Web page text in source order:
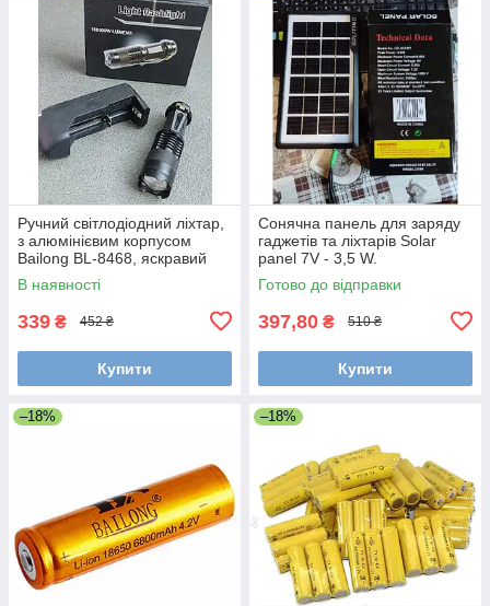
Ручний світлодіодний ліхтар,
з алюмінієвим корпусом
Bailong BL-8468, яскравий
В наявності
339 ₴ 452 ₴
Купити
Сонячна панель для заряду
гаджетів та ліхтарів Solar
panel 7V - 3,5 W.
Готово до відправки
397,80 ₴ 510 ₴
Купити
–18% –18%